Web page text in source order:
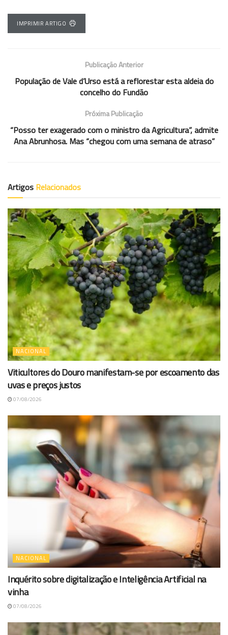
IMPRIMIR ARTIGO
Publicação Anterior
População de Vale d’Urso está a reflorestar esta aldeia do
concelho do Fundão
Próxima Publicação
“Posso ter exagerado com o ministro da Agricultura”, admite
Ana Abrunhosa. Mas “chegou com uma semana de atraso”
Artigos Relacionados
NACIONAL
Viticultores do Douro manifestam-se por escoamento das
uvas e preços justos
07/08/2026
NACIONAL
Inquérito sobre digitalização e Inteligência Artificial na
vinha
07/08/2026